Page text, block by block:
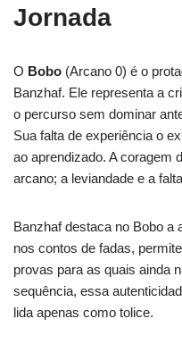
Jornada
O Bobo (Arcano 0) é o
Banzhaf. Ele representa a
o percurso sem dominar
Sua falta de experiência o
ao aprendizado. A coragem
arcano; a leviandade e a
Banzhaf destaca no Bobo a
nos contos de fadas,
provas para as quais ainda
sequência, essa
lida apenas como tolice.